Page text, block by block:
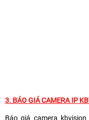
3. BÁO GIÁ CAMERA IP
Báo giá camera